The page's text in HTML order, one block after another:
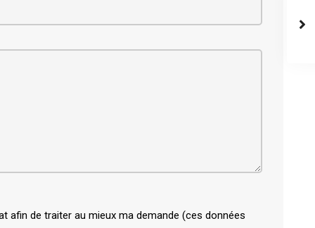
afin de traiter au mieux ma demande (ces données